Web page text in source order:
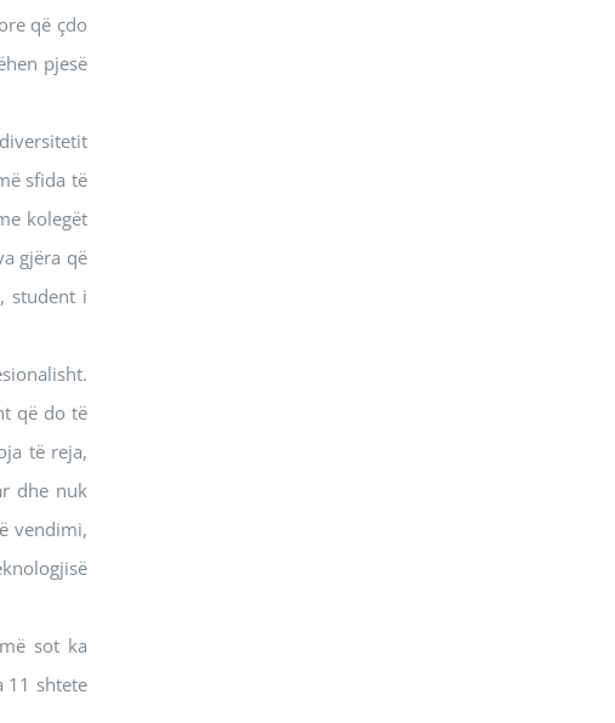
që çdo
pjesë
sfida të
kolegët
gjëra që
student i
që do të
të reja,
dhe nuk
vendimi,
sot ka
11 shtete